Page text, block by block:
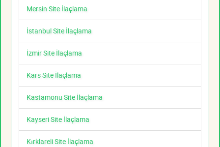
Mersin Site İlaçlama
İstanbul Site İlaçlama
İzmir Site İlaçlama
Kars Site İlaçlama
Kastamonu Site İlaçlama
Kayseri Site İlaçlama
Kırklareli Site İlaçlama